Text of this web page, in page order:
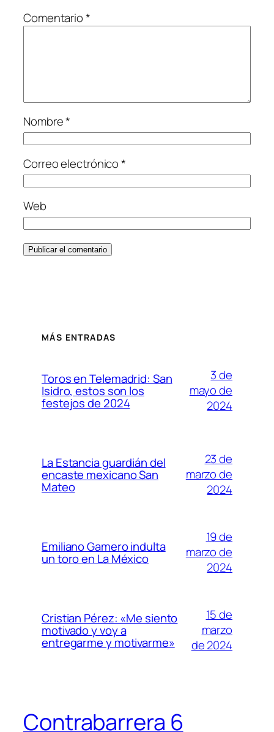
Comentario*
Nombre*
Correo electrónico*
Web
MÁS ENTRADAS
Toros en Telemadrid: San
Isidro, estos son los
festejos de 2024
3 de
mayo de
2024
La Estancia guardián del
encaste mexicano San
Mateo
23 de
marzo de
2024
Emiliano Gamero indulta
un toro en La México
19 de
marzo de
2024
Cristian Pérez: «Me siento
motivado y voy a
entregarme y motivarme»
15 de
marzo
de 2024
Contrabarrera 6